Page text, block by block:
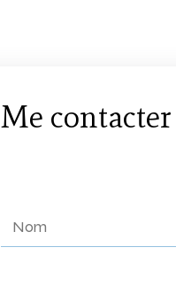
Me contacter